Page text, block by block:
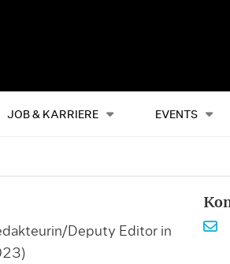
JOB & KARRIERE EVENTS
Alles Events
Deputy Editor in